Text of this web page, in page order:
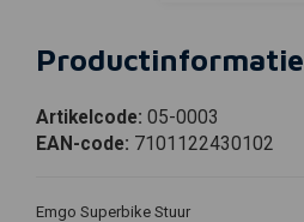
Productinformatie
Artikelcode: 05-0003
EAN-code: 7101122430102
Emgo Superbike Stuur